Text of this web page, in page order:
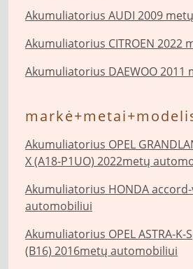
Akumuliatorius AUDI 2009
Akumuliatorius CITROEN 2022
Akumuliatorius DAEWOO
Akumuliatorius OPEL
X (A18-P1UO) 2022metų
Akumuliatorius HONDA
automobiliui
Akumuliatorius OPEL ASTRA-
(B16) 2016metų automobiliui